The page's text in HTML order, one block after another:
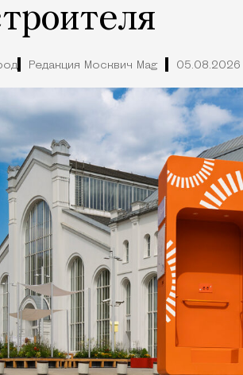
Редакция Москвич Mag 05.08.2026